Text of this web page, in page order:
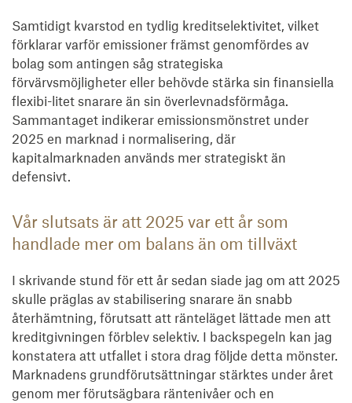
Samtidigt kvarstod en tydlig kreditselektivitet, vilket
förklarar varför emissioner främst genomfördes av
bolag som antingen såg strategiska
förvärvsmöjligheter eller behövde stärka sin finansiella
flexibi-litet snarare än sin överlevnadsförmåga.
Sammantaget indikerar emissionsmönstret under
2025 en marknad i normalisering, där
kapitalmarknaden används mer strategiskt än
defensivt.
Vår slutsats är att 2025 var ett år som
handlade mer om balans än om tillväxt
I skrivande stund för ett år sedan siade jag om att 2025
skulle präglas av stabilisering snarare än snabb
återhämtning, förutsatt att ränteläget lättade men att
kreditgivningen förblev selektiv. I backspegeln kan jag
konstatera att utfallet i stora drag följde detta mönster.
Marknadens grundförutsättningar stärktes under året
genom mer förutsägbara räntenivåer och en